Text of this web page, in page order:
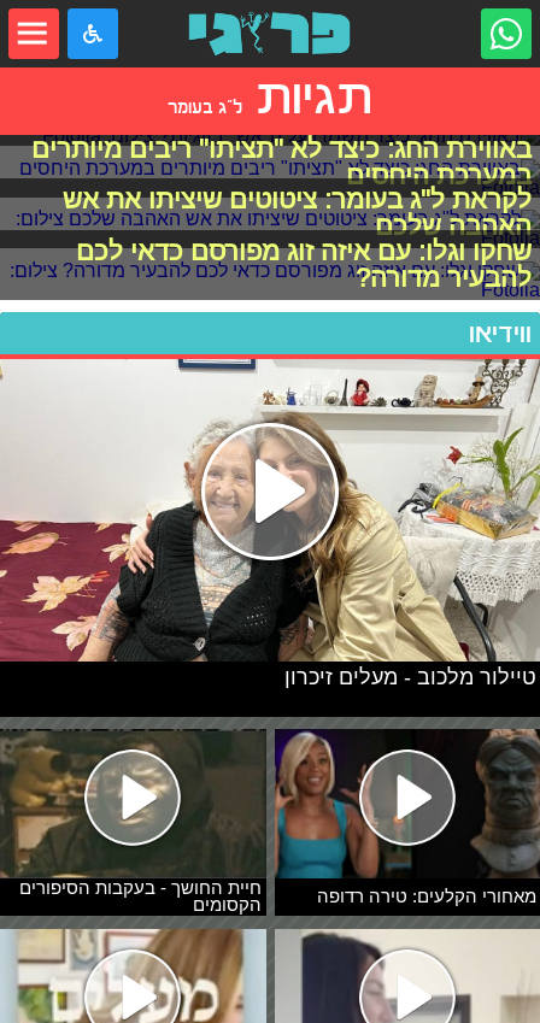
תגיות ל"ג בעומר
באווירת החג: כיצד תשמרו על ה"אש" בזוגיות?
באווירת החג: כיצד לא "תציתו" ריבים מיותרים
במערכת היחסים
לקראת ל"ג בעומר: ציטוטים שיציתו את אש
האהבה שלכם
שחקו וגלו: עם איזה זוג מפורסם כדאי לכם
להבעיר מדורה?
ווידיאו
מאחורי הקלעים: טירה רדופה
חיית החושך - בעקבות הסיפורים
הקסומים
טיילור מלכוב - מעלים זיכרון